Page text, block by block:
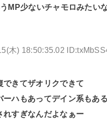
MP少ないチャモロみたい
木) 18:50:35.02
できてザオリクできて
ーハもあってデイン系もある
れすぎなんだよなぁー